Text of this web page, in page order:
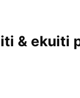
& ekuiti